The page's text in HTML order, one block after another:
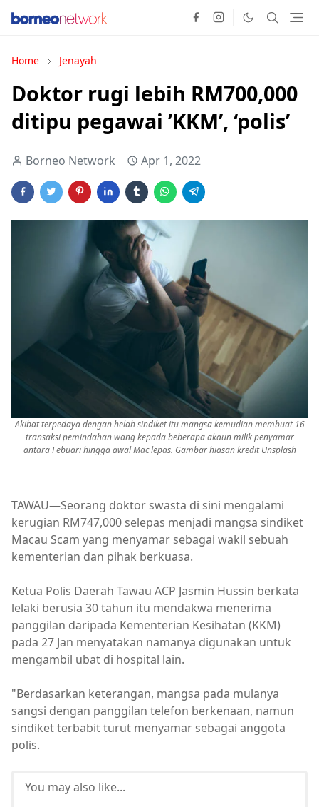
Home Jenayah
Doktor rugi lebih RM700,000
ditipu pegawai ’KKM’, ‘polis’
Borneo Network Apr 1, 2022
Akibat terpedaya dengan helah sindiket itu mangsa kemudian membuat 16
transaksi pemindahan wang kepada beberapa akaun milik penyamar
antara Febuari hingga awal Mac lepas. Gambar hiasan kredit Unsplash
TAWAU—Seorang doktor swasta di sini mengalami
kerugian RM747,000 selepas menjadi mangsa sindiket
Macau Scam yang menyamar sebagai wakil sebuah
kementerian dan pihak berkuasa.
Ketua Polis Daerah Tawau ACP Jasmin Hussin berkata
lelaki berusia 30 tahun itu mendakwa menerima
panggilan daripada Kementerian Kesihatan (KKM)
pada 27 Jan menyatakan namanya digunakan untuk
mengambil ubat di hospital lain.
"Berdasarkan keterangan, mangsa pada mulanya
sangsi dengan panggilan telefon berkenaan, namun
sindiket terbabit turut menyamar sebagai anggota
polis.
You may also like...